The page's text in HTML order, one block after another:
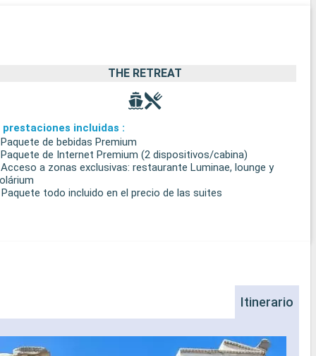
THE RETREAT
prestaciones incluidas :
de bebidas Premium
de Internet Premium (2 dispositivos/cabina)
a zonas exclusivas: restaurante Luminae, lounge y
todo incluido en el precio de las suites
Itinerario